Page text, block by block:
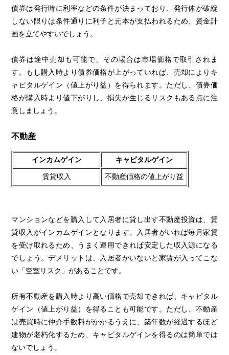
債券は発行時に利率などの条件が決まっており、発行体が破綻
しない限りは条件通りに利子と元本が支払われるため、資金計
画を立てやすいでしょう。
債券は途中売却も可能で、その場合は市場価格で取引されま
す。もし購入時より債券価格が上がっていれば、売却によりキ
ャピタルゲイン（値上がり益）を得られます。ただし、債券価
格が購入時より値下がりし、損失が生じるリスクもある点に注
意しましょう。
不動産
インカムゲイン キャピタルゲイン
賃貸収入 不動産価格の値上がり益
マンションなどを購入して入居者に貸し出す不動産投資は、賃
貸収入がインカムゲインとなります。入居者がいれば毎月家賃
を受け取れるため、うまく運用できれば安定した収入源になる
でしょう。デメリットは、入居者がいないと家賃が入ってこな
い「空室リスク」があることです。
所有不動産を購入時より高い価格で売却できれば、キャピタル
ゲイン（値上がり益）を得ることも可能です。ただし、不動産
は売買時に仲介手数料がかかるうえに、築年数が経過するほど
建物が老朽化するため、キャピタルゲインを得るのは簡単では
ないでしょう。